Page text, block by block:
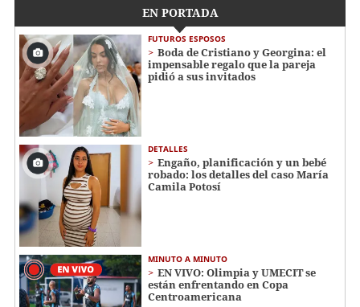
EN PORTADA
FUTUROS ESPOSOS
Boda de Cristiano y Georgina: el
impensable regalo que la pareja
pidió a sus invitados
DETALLES
Engaño, planificación y un bebé
robado: los detalles del caso María
Camila Potosí
MINUTO A MINUTO
EN VIVO: Olimpia y UMECIT se
están enfrentando en Copa
Centroamericana